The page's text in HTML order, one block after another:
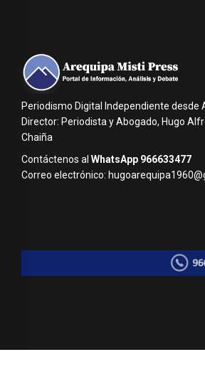
Periodismo Digital Independiente desde
Director: Periodista y Abogado, Hugo
Chaiña
Contáctenos al WhatsApp 966633477
Correo electrónico: